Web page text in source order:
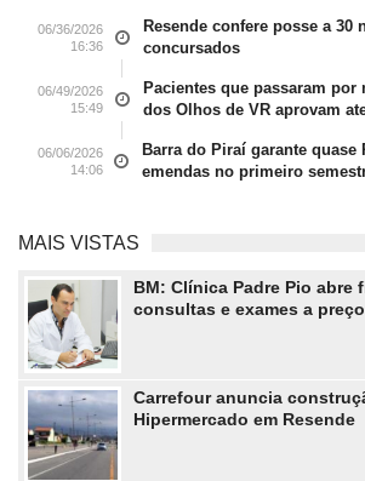
06/36/2026
16:36
Resende confere posse a 30
concursados
06/49/2026
15:49
Pacientes que passaram
dos Olhos de VR aprovam
06/06/2026
14:06
Barra do Piraí garante quase
emendas no primeiro
MAIS VISTAS
BM: Clínica Padre Pio abre
consultas e exames a
Carrefour anuncia
Hipermercado em Resende